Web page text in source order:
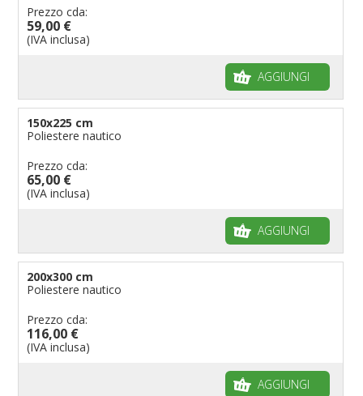
Prezzo cda:
59,00 €
(IVA inclusa)
AGGIUNGI
150x225 cm
Poliestere nautico
Prezzo cda:
65,00 €
(IVA inclusa)
AGGIUNGI
200x300 cm
Poliestere nautico
Prezzo cda:
116,00 €
(IVA inclusa)
AGGIUNGI